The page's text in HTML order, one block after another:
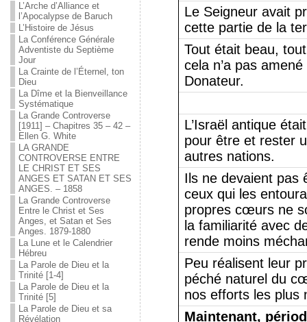
L’Arche d’Alliance et
l’Apocalypse de Baruch
L’Histoire de Jésus
La Conférence Générale
Adventiste du Septième
Jour
La Crainte de l’Éternel, ton
Dieu
La Dîme et la Bienveillance
Systématique
La Grande Controverse
[1911] – Chapitres 35 – 42 –
Ellen G. White
LA GRANDE
CONTROVERSE ENTRE
LE CHRIST ET SES
ANGES ET SATAN ET SES
ANGES. – 1858
La Grande Controverse
Entre le Christ et Ses
Anges, et Satan et Ses
Anges. 1879-1880
La Lune et le Calendrier
Hébreu
La Parole de Dieu et la
Trinité [1-4]
La Parole de Dieu et la
Trinité [5]
La Parole de Dieu et sa
Révélation
Le Seigneur avait
cette partie de la
Tout était beau,
cela n’a pas
Donateur.
L’Israël antique
pour être et rester
autres nations.
Ils ne devaient pas
ceux qui les
propres cœurs ne
la familiarité avec
rende moins
Peu réalisent leur
péché naturel du
nos efforts les plus
Maintenant,